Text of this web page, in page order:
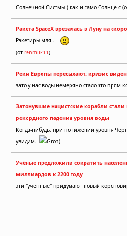
Солнечной Систмы ( как и само Солнце с
Ракета SpaceX врезалась в Луну на
Рэкетиры мля....
(от renmilk11)
Реки Европы пересыхают: кризис
зато у нас воды немеряно стало это прям
Затонувшие нацистские корабли
рекордного падения уровня воды
Когда-нибудь, при понижении уровня
увидим.
Gron)
Учёные предложили сократить
миллиардов к 2200 году
эти "ученные" придумают новый